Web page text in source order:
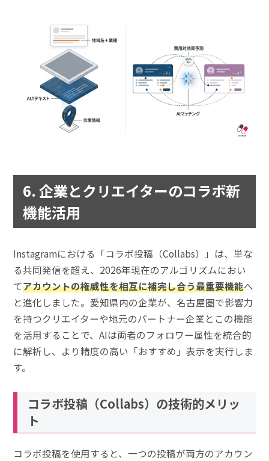
6. 企業とクリエイターのコラボ新
機能活用
Instagramにおける「コラボ投稿（Collabs）」は、単な
る共同発信を超え、2026年現在のアルゴリズムにおい
てアカウントの権威性を相互に補完し合う最重要機能へ
と進化しました。愛知県内の企業が、名古屋圏で影響力
を持つクリエイターや地元のパートナー企業とこの機能
を活用することで、AIは両者のフォロワー属性を統合的
に解析し、より精度の高い「おすすめ」表示を実行しま
す。
コラボ投稿（Collabs）の技術的メリッ
ト
コラボ投稿を使用すると、一つの投稿が両方のアカウン